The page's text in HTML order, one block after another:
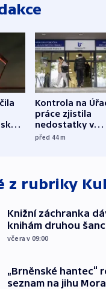
a
Kontrola na
práce zjistila
nedostatky v
účetnictví za 5,6
před 44m
z rubriky
Knižní záchranka
knihám druhou
včera v 09:00
„Brněnské hantec“
seznam na jihu